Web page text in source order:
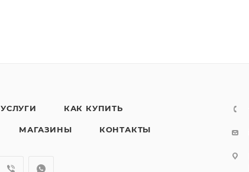
УСЛУГИ КАК КУПИТЬ
МАГАЗИНЫ КОНТАКТЫ